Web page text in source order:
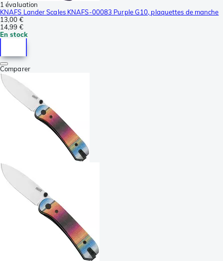
1 évaluation
KNAFS Lander Scales KNAFS-00083 Purple G10, plaquettes de manche
13,00 €
14,99 €
En stock
Comparer